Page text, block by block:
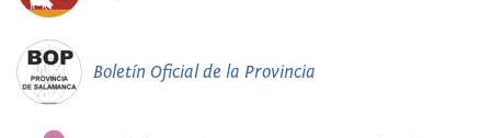
Boletín Oficial de la Provincia